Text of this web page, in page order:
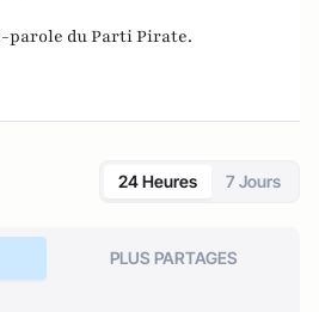
parole duParti Pirate.
24 Heures 7 Jours
PLUS PARTAGES